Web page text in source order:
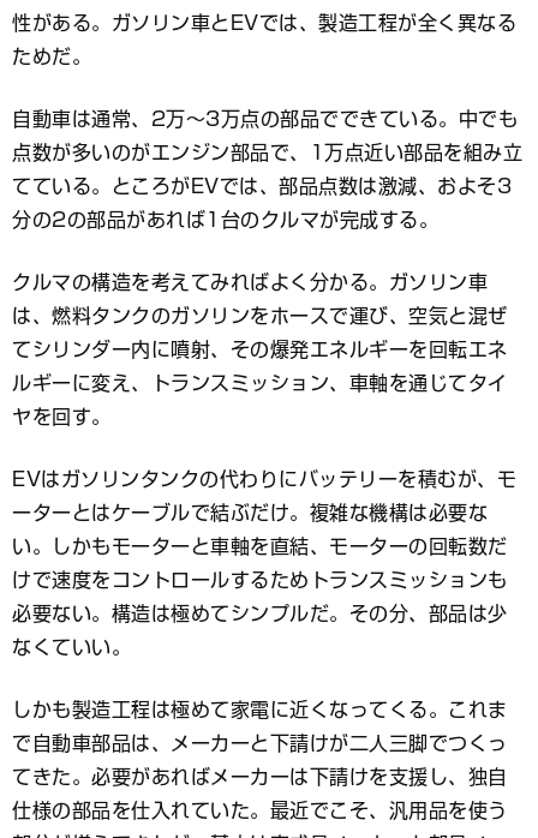
性がある。ガソリン車とEVでは、製造工程が全く異なる
ためだ。
自動車は通常、2万～3万点の部品でできている。中でも
点数が多いのがエンジン部品で、1万点近い部品を組み立
てている。ところがEVでは、部品点数は激減、およそ3
分の2の部品があれば1台のクルマが完成する。
クルマの構造を考えてみればよく分かる。ガソリン車
は、燃料タンクのガソリンをホースで運び、空気と混ぜ
てシリンダー内に噴射、その爆発エネルギーを回転エネ
ルギーに変え、トランスミッション、車軸を通じてタイ
ヤを回す。
EVはガソリンタンクの代わりにバッテリーを積むが、モ
ーターとはケーブルで結ぶだけ。複雑な機構は必要な
い。しかもモーターと車軸を直結、モーターの回転数だ
けで速度をコントロールするためトランスミッションも
必要ない。構造は極めてシンプルだ。その分、部品は少
なくていい。
しかも製造工程は極めて家電に近くなってくる。これま
で自動車部品は、メーカーと下請けが二人三脚でつくっ
てきた。必要があればメーカーは下請けを支援し、独自
仕様の部品を仕入れていた。最近でこそ、汎用品を使う